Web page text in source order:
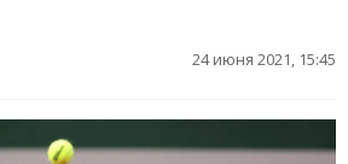
24 июня 2021, 15:45